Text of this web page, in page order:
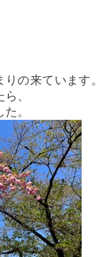
の来ています。
、
。